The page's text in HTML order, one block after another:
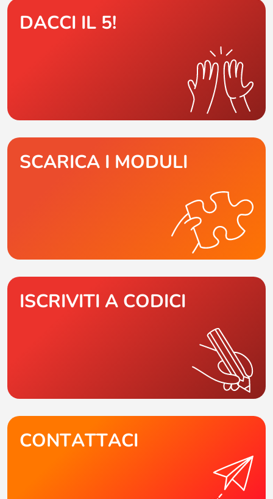
DACCI IL 5!
SCARICA I MODULI
ISCRIVITI A CODICI
CONTATTACI